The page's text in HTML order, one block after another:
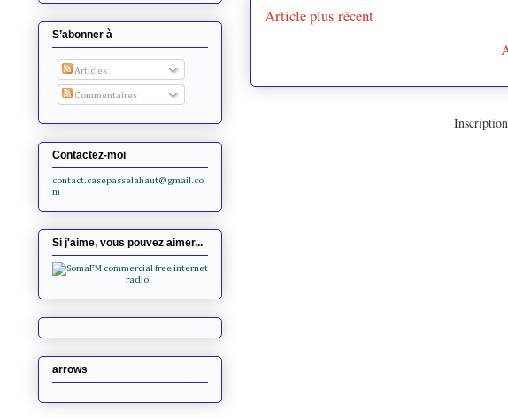
Article plus récent
S’abonner à
Articles
Commentaires
Contactez-moi
contact.casepasselahaut@gmail.co
m
Si j'aime, vous pouvez aimer...
arrows